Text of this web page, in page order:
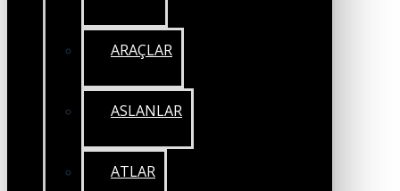
ARAÇLAR
ASLANLAR
ATLAR